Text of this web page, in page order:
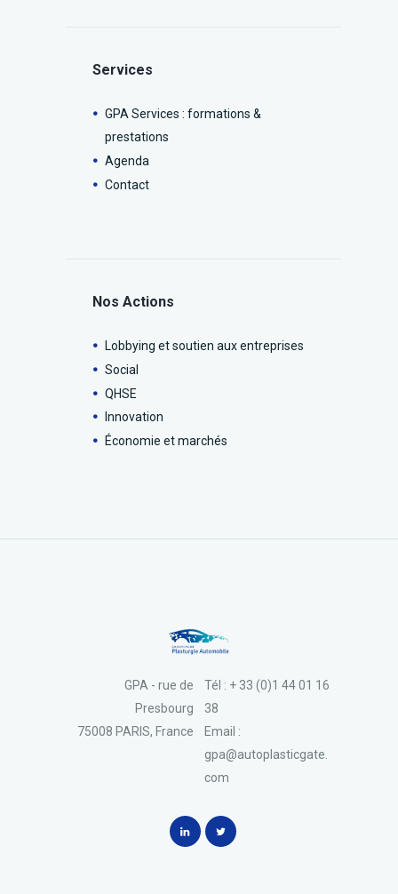
Services
GPA Services : formations &
prestations
Agenda
Contact
Nos Actions
Lobbying et soutien aux entreprises
Social
QHSE
Innovation
Économie et marchés
Tél : + 33 (0)1 44 01 16
38
Email :
gpa@autoplasticgate.
com
GPA - rue de
Presbourg
75008 PARIS, France